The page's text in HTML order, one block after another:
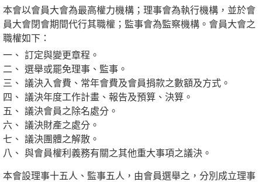
本會以會員大會為最高權力機構；理事會為執行機構，並於會
員大會閉會期間代行其職權；監事會為監察機構。會員大會之
職權如下：
訂定與變更章程。
選舉或罷免理事、監事。
議決入會費、常年會費及會員捐款之數額及方式。
議決年度工作計畫、報告及預算、決算。
議決會員之除名處分。
議決財產之處分。
議決團體之解散。
與會員權利義務有關之其他重大事項之議決。
本會設理事十五人、監事五人，由會員選舉之，分別成立理事